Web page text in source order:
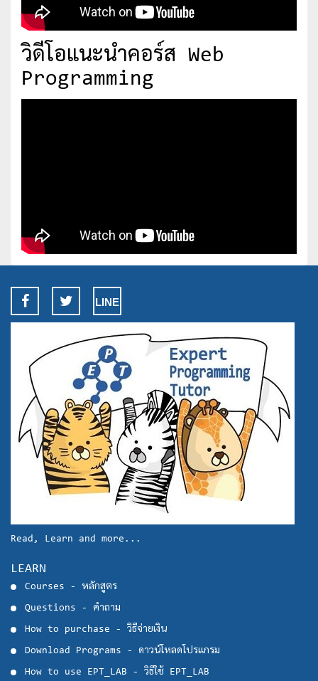
วิดีโอแนะนำคอร์ส Web
Programming
LINE
Read, Learn and more...
LEARN
Courses - หลักสูตร
Questions - คำถาม
How to purchase - วิธีจ่ายเงิน
Download Programs - ดาวน์โหลดโปรแกรม
How to use EPT_LAB - วิธีใช้ EPT_LAB